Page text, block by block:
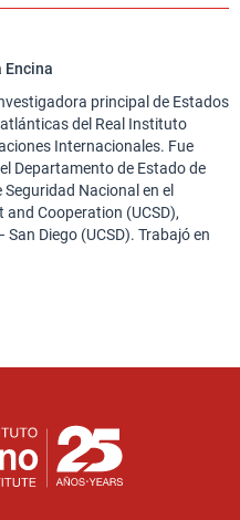
Encina
principal de Estados
del Real Instituto
Internacionales. Fue
Departamento de Estado de
Nacional en el
Cooperation (UCSD),
Diego (UCSD). Trabajó en